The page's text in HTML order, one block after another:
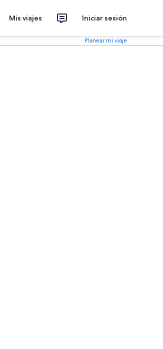
Mis viajes Iniciar sesión
Planear mi viaje